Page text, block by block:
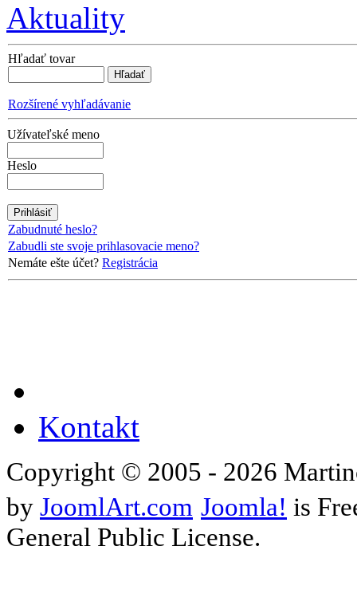
Aktuality
Hľadať tovar
Rozšírené vyhľadávanie
Užívateľské meno
Heslo
Zabudnuté heslo?
Zabudli ste svoje prihlasovacie meno?
Nemáte ešte účet? Registrácia
Kontakt
Copyright © 2005 - 2026
by JoomlArt.com Joomla! is
General Public License.